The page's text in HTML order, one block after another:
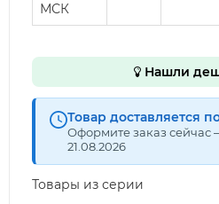
МСК
Нашли
Товар доставляется
Оформите заказ сейчас
21.08.2026
Товары из серии